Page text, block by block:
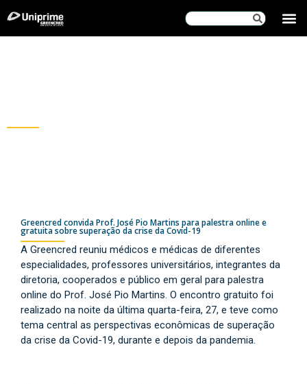
Greencred convida Prof. José Pio Martins para palestra online e
gratuita sobre superação da crise da Covid-19
A Greencred reuniu médicos e médicas de diferentes
especialidades, professores universitários, integrantes da
diretoria, cooperados e público em geral para palestra
online do Prof. José Pio Martins. O encontro gratuito foi
realizado na noite da última quarta-feira, 27, e teve como
tema central as perspectivas econômicas de superação
da crise da Covid-19, durante e depois da pandemia.